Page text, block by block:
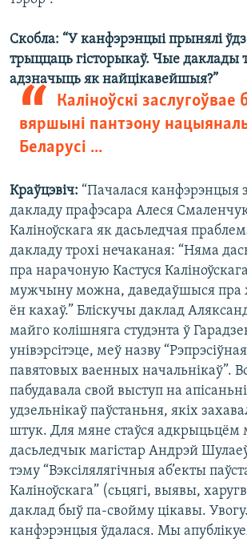
Скобла: “У канфэрэнцыі прынялі
трыццаць гісторыкаў. Чые
адзначыць як найцікавейшыя?”
Каліноўскі заслугоўвае
вяршыні пантэону
Беларусі ...
Краўцэвіч: “Пачалася канфэрэнцыя
дакладу прафэсара Алеся
Каліноўскага як дасьледчая
дакладу трохі нечаканая: “Няма
пра нарачоную Кастуся
мужчыну можна, даведаўшыся пра
ён кахаў.” Бліскучы даклад
майго колішняга студэнта ў
унівэрсітэце, меў назву
павятовых ваенных начальнікаў”.
пабудавала свой выступ на
удзельнікаў паўстаньня, якіх
штук. Для мяне стаўся адкрыцьцём
дасьледчык магістар Андрэй
тэму “Вэксілялягічныя аб’екты
Каліноўскага” (сьцягі, выявы,
даклад быў па-свойму цікавы.
канфэрэнцыя ўдалася. Мы